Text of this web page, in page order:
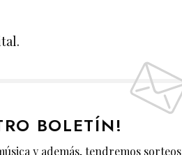
BOLETÍN!
y además, tendremos sorteos